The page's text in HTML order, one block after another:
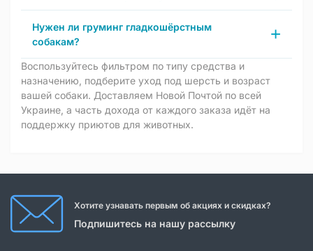
Нужен ли груминг гладкошёрстным
собакам?
Воспользуйтесь фильтром по типу средства и
назначению, подберите уход под шерсть и возраст
вашей собаки. Доставляем Новой Почтой по всей
Украине, а часть дохода от каждого заказа идёт на
поддержку приютов для животных.
Хотите узнавать первым об акциях и скидках?
Подпишитесь на нашу рассылку